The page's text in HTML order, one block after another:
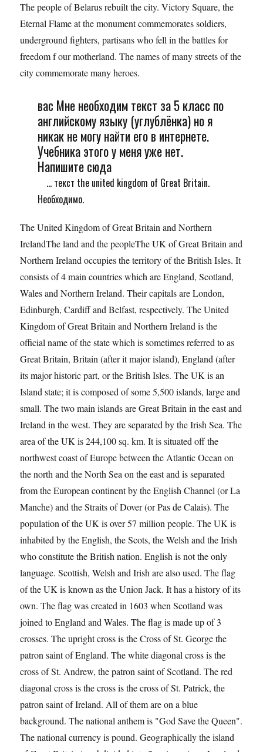
The people of Belarus rebuilt the city. Victory Square, the
Eternal Flame at the monument commemorates soldiers,
underground fighters, partisans who fell in the battles for
freedom f our motherland. The names of many streets of the
city commemorate many heroes.
вас Мне необходим текст за 5 класс по
английскому языку (углублёнка) но я
никак не могу найти его в интернете.
Учебника этого у меня уже нет.
Напишите сюда
... текст the united kingdom of Great Britain.
Необходимо.
The United Kingdom of Great Britain and Northern
IrelandThe land and the peopleThe UK of Great Britain and
Northern Ireland occupies the territory of the British Isles. It
consists of 4 main countries which are England, Scotland,
Wales and Northern Ireland. Their capitals are London,
Edinburgh, Cardiff and Belfast, respectively. The United
Kingdom of Great Britain and Northern Ireland is the
official name of the state which is sometimes referred to as
Great Britain, Britain (after it major island), England (after
its major historic part, or the British Isles. The UK is an
Island state; it is composed of some 5,500 islands, large and
small. The two main islands are Great Britain in the east and
Ireland in the west. They are separated by the Irish Sea. The
area of the UK is 244,100 sq. km. It is situated off the
northwest coast of Europe between the Atlantic Ocean on
the north and the North Sea on the east and is separated
from the European continent by the English Channel (or La
Manche) and the Straits of Dover (or Pas de Calais). The
population of the UK is over 57 million people. The UK is
inhabited by the English, the Scots, the Welsh and the Irish
who constitute the British nation. English is not the only
language. Scottish, Welsh and Irish are also used. The flag
of the UK is known as the Union Jack. It has a history of its
own. The flag was created in 1603 when Scotland was
joined to England and Wales. The flag is made up of 3
crosses. The upright cross is the Cross of St. George the
patron saint of England. The white diagonal cross is the
cross of St. Andrew, the patron saint of Scotland. The red
diagonal cross is the cross is the cross of St. Patrick, the
patron saint of Ireland. All of them are on a blue
background. The national anthem is "God Save the Queen".
The national currency is pound. Geographically the island